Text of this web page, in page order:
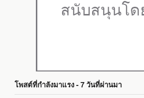
โพสต์ที่กำลังมาแรง - 7 วันที่ผ่านมา